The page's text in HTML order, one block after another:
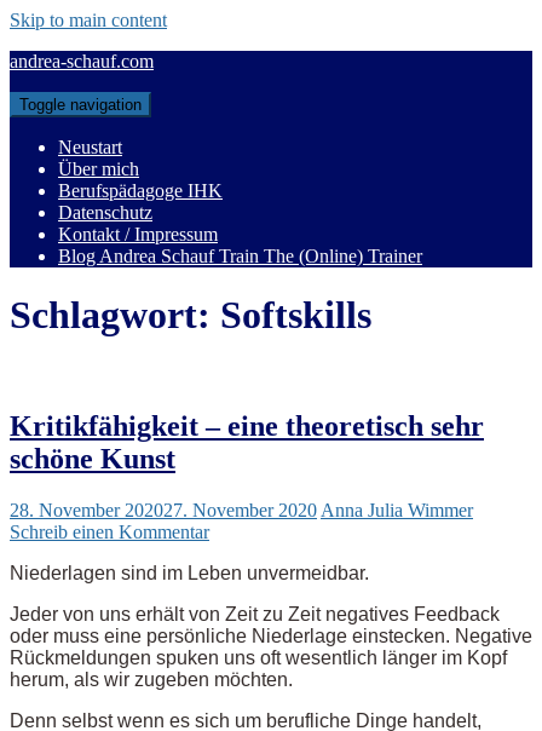
Skip to main content
andrea-schauf.com
Toggle navigation
Neustart
Über mich
Berufspädagoge IHK
Datenschutz
Kontakt / Impressum
Blog Andrea Schauf Train The (Online) Trainer
Schlagwort: Softskills
Kritikfähigkeit – eine theoretisch sehr
schöne Kunst
28. November 202027. November 2020 Anna Julia Wimmer
Schreib einen Kommentar
Niederlagen sind im Leben unvermeidbar.
Jeder von uns erhält von Zeit zu Zeit negatives Feedback
oder muss eine persönliche Niederlage einstecken. Negative
Rückmeldungen spuken uns oft wesentlich länger im Kopf
herum, als wir zugeben möchten.
Denn selbst wenn es sich um berufliche Dinge handelt,